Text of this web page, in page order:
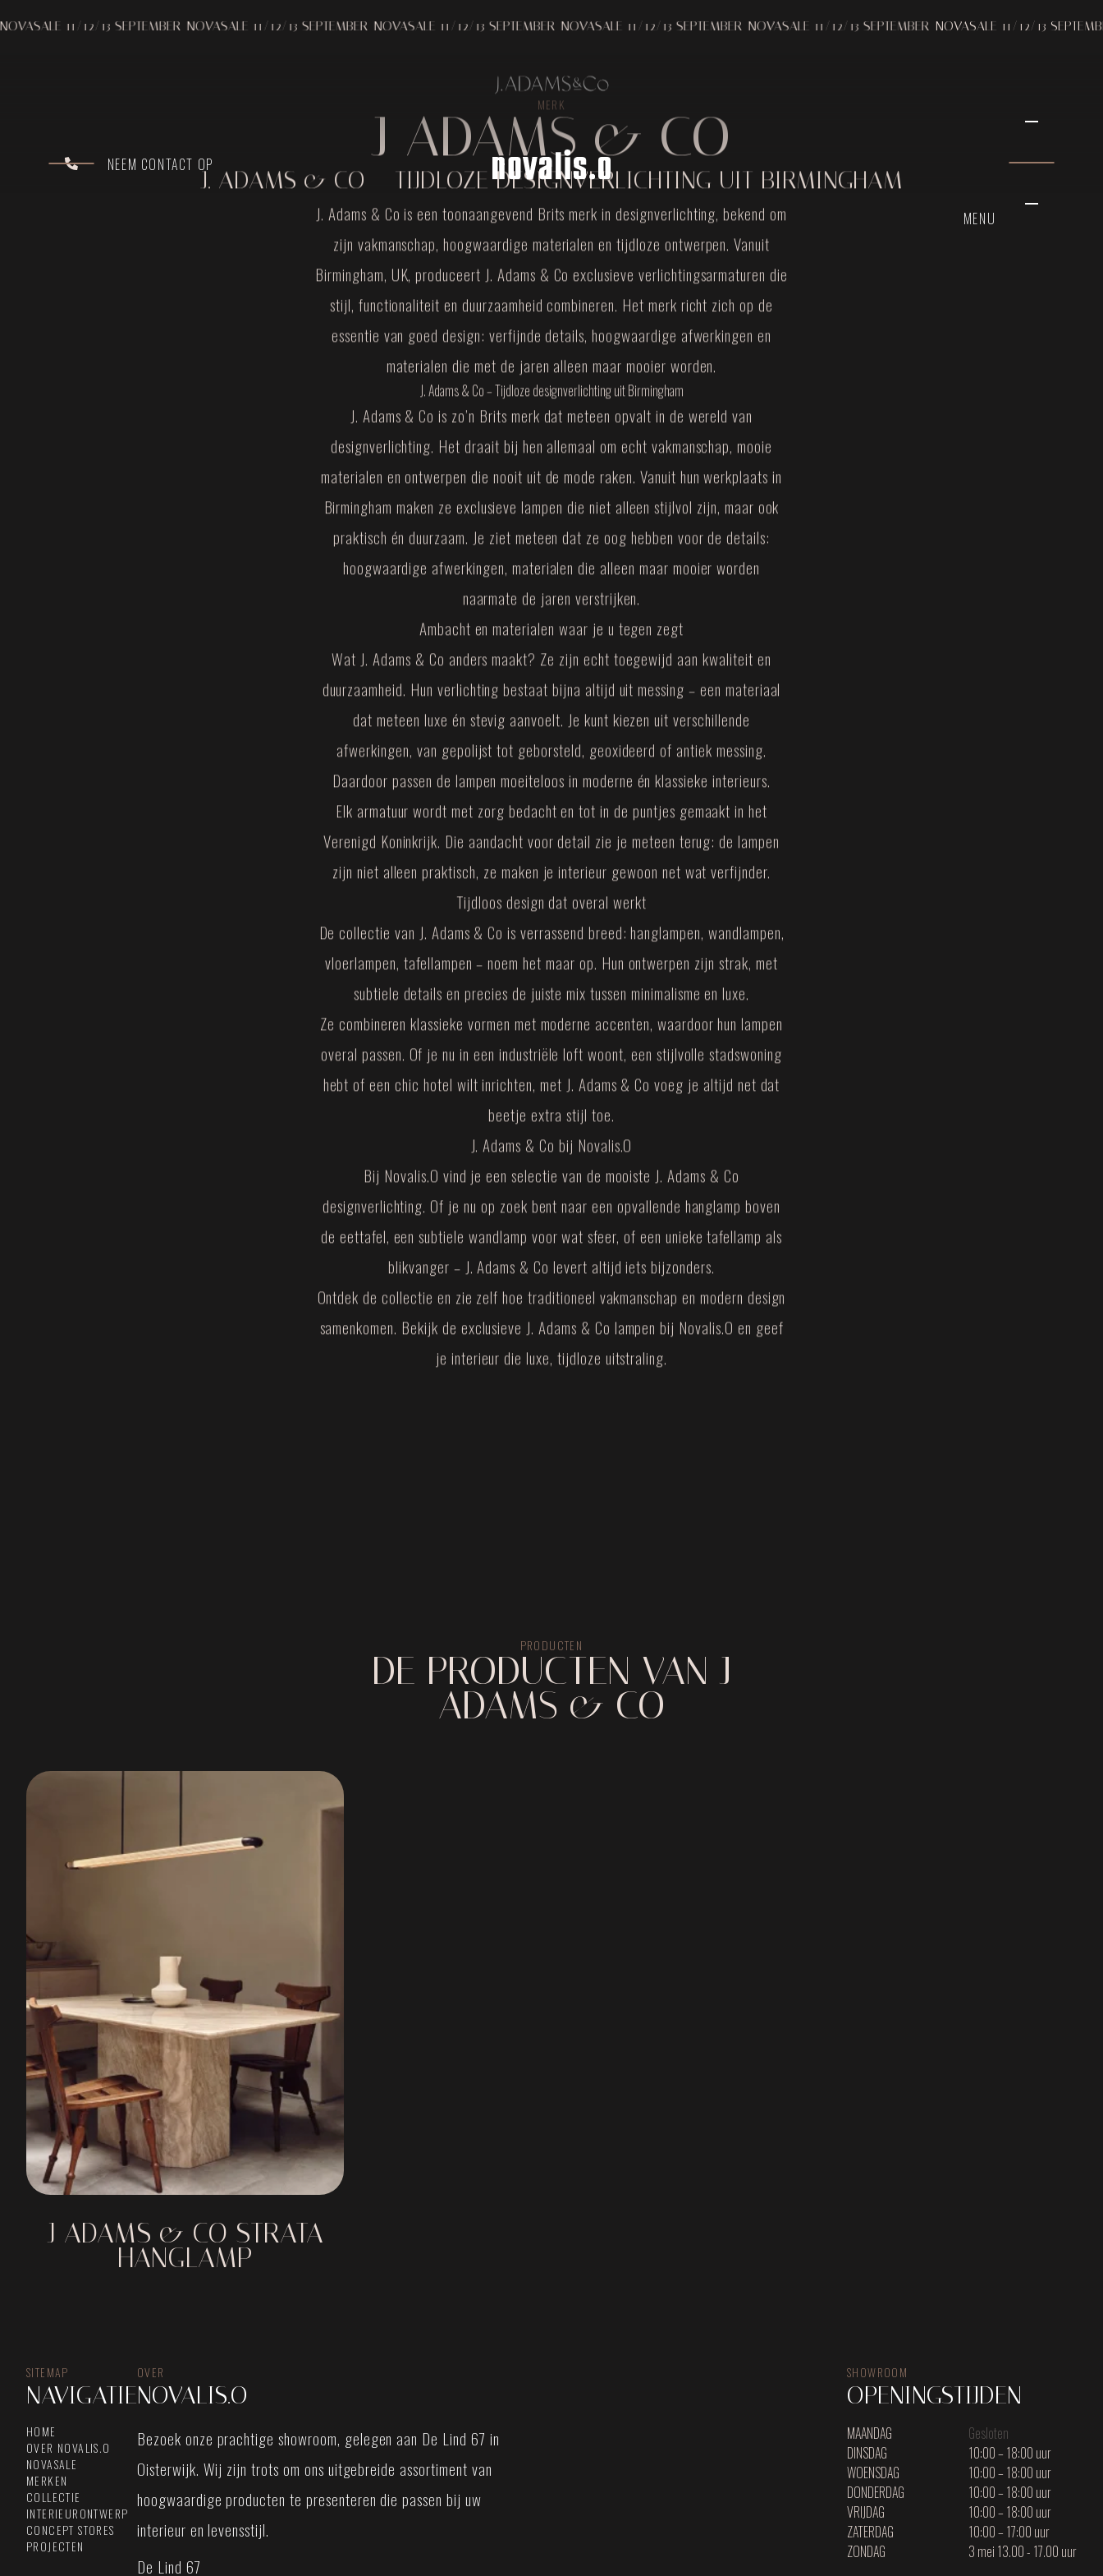
11/12/13 SEPTEMBER NOVASALE 11/12/13 SEPTEMBER NOVASALE 11/12/13 SEPTEMBER NOVASALE 11/12/13 SEPTEMBER NOVASALE 11/12/13 SEPTEMBER NOVASALE 11/12/13 SEPTEMBER
NEEM CONTACT OP
MENU
MERK
J ADAMS & CO
J. ADAMS & CO – TIJDLOZE DESIGNVERLICHTING UIT BIRMINGHAM
J. Adams & Co is een toonaangevend Brits merk in designverlichting, bekend om
zijn vakmanschap, hoogwaardige materialen en tijdloze ontwerpen. Vanuit
Birmingham, UK, produceert J. Adams & Co exclusieve verlichtingsarmaturen die
stijl, functionaliteit en duurzaamheid combineren. Het merk richt zich op de
essentie van goed design: verfijnde details, hoogwaardige afwerkingen en
materialen die met de jaren alleen maar mooier worden.
J. Adams & Co – Tijdloze designverlichting uit Birmingham
J. Adams & Co is zo’n Brits merk dat meteen opvalt in de wereld van
designverlichting. Het draait bij hen allemaal om echt vakmanschap, mooie
materialen en ontwerpen die nooit uit de mode raken. Vanuit hun werkplaats in
Birmingham maken ze exclusieve lampen die niet alleen stijlvol zijn, maar ook
praktisch én duurzaam. Je ziet meteen dat ze oog hebben voor de details:
hoogwaardige afwerkingen, materialen die alleen maar mooier worden
naarmate de jaren verstrijken.
Ambacht en materialen waar je u tegen zegt
Wat J. Adams & Co anders maakt? Ze zijn echt toegewijd aan kwaliteit en
duurzaamheid. Hun verlichting bestaat bijna altijd uit messing – een materiaal
dat meteen luxe én stevig aanvoelt. Je kunt kiezen uit verschillende
afwerkingen, van gepolijst tot geborsteld, geoxideerd of antiek messing.
Daardoor passen de lampen moeiteloos in moderne én klassieke interieurs.
Elk armatuur wordt met zorg bedacht en tot in de puntjes gemaakt in het
Verenigd Koninkrijk. Die aandacht voor detail zie je meteen terug: de lampen
zijn niet alleen praktisch, ze maken je interieur gewoon net wat verfijnder.
Tijdloos design dat overal werkt
De collectie van J. Adams & Co is verrassend breed: hanglampen, wandlampen,
vloerlampen, tafellampen – noem het maar op. Hun ontwerpen zijn strak, met
subtiele details en precies de juiste mix tussen minimalisme en luxe.
Ze combineren klassieke vormen met moderne accenten, waardoor hun lampen
overal passen. Of je nu in een industriële loft woont, een stijlvolle stadswoning
hebt of een chic hotel wilt inrichten, met J. Adams & Co voeg je altijd net dat
beetje extra stijl toe.
J. Adams & Co bij Novalis.O
Bij Novalis.O vind je een selectie van de mooiste J. Adams & Co
designverlichting. Of je nu op zoek bent naar een opvallende hanglamp boven
de eettafel, een subtiele wandlamp voor wat sfeer, of een unieke tafellamp als
blikvanger – J. Adams & Co levert altijd iets bijzonders.
Ontdek de collectie en zie zelf hoe traditioneel vakmanschap en modern design
samenkomen. Bekijk de exclusieve J. Adams & Co lampen bij Novalis.O en geef
je interieur die luxe, tijdloze uitstraling.
PRODUCTEN
DE PRODUCTEN VAN J
ADAMS & CO
J ADAMS & CO STRATA
HANGLAMP
SITEMAP
NAVIGATIE
HOME
OVER NOVALIS.O
NOVASALE
MERKEN
COLLECTIE
INTERIEURONTWERP
CONCEPT STORES
PROJECTEN
OVER
NOVALIS.O
Bezoek onze prachtige showroom, gelegen aan De Lind 67 in
Oisterwijk. Wij zijn trots om ons uitgebreide assortiment van
hoogwaardige producten te presenteren die passen bij uw
interieur en levensstijl.
De Lind 67
SHOWROOM
OPENINGSTIJDEN
MAANDAG
Gesloten
DINSDAG
10:00 – 18:00 uur
WOENSDAG
10:00 – 18:00 uur
DONDERDAG
10:00 – 18:00 uur
VRIJDAG
10:00 – 18:00 uur
ZATERDAG
10:00 – 17:00 uur
ZONDAG
3 mei 13.00 - 17.00 uur
Melding bij verzameling Uw privacy-opties